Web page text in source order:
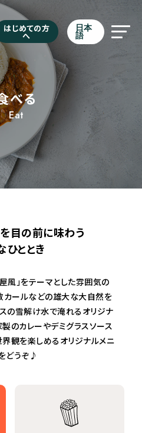
はじめての方
へ
日本
語
べる
Eat
目の前に味わう
ひととき
風」をテーマとした雰囲気の
カールなどの雄大な大自然を
の雪解け水で淹れるオリジナ
のカレーやデミグラスソース
観を楽しめるオリジナルメニ
どうぞ♪